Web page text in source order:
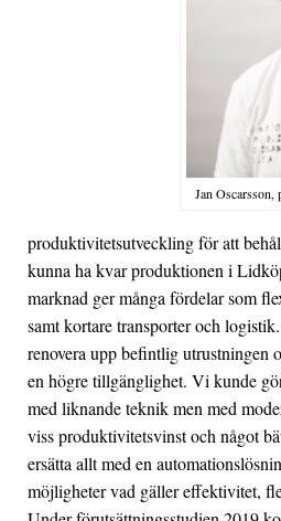
Jan
produktivitetsutveckling för att
kunna ha kvar produktionen i
marknad ger många fördelar som
samt kortare transporter och
renovera upp befintlig utrustningen
en högre tillgänglighet. Vi kunde
med liknande teknik men med
viss produktivitetsvinst och något
ersätta allt med en
möjligheter vad gäller effektivitet,